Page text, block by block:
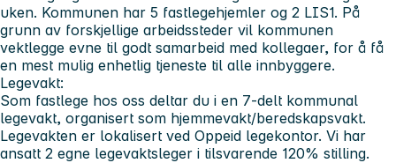
uken. Kommunen har 5 fastlegehjemler og 2 LIS1. På
grunn av forskjellige arbeidssteder vil kommunen
vektlegge evne til godt samarbeid med kollegaer, for å få
en mest mulig enhetlig tjeneste til alle innbyggere.
Legevakt:
Som fastlege hos oss deltar du i en 7-delt kommunal
legevakt, organisert som hjemmevakt/beredskapsvakt.
Legevakten er lokalisert ved Oppeid legekontor. Vi har
ansatt 2 egne legevaktsleger i tilsvarende 120% stilling.